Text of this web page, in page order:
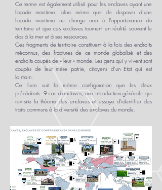
Ce terme est également utilisé pour les enclaves ayant une
façade maritime, alors même que de disposer d’une
façade maritime ne change rien à l’appartenance du
territoire et que ces exclaves tournent en réalité souvent le
dos à la mer et à ses ressources.
Ces fragments de territoire constituent à la fois des endroits
méconnus, des fractures de ce monde globalisé et des
endroits coupés de « leur » monde. Les gens qui y vivent sont
coupés de leur mère patrie, citoyens d’un Etat qui est
lointain.
Ce livre suit la même configuration que les deux
précédents: 9 cas d'enclaves, une introduction générale qui
revisite la théorie des enclaves et essaye d'identifier des
traits communs à la diversité des enclaves du monde.